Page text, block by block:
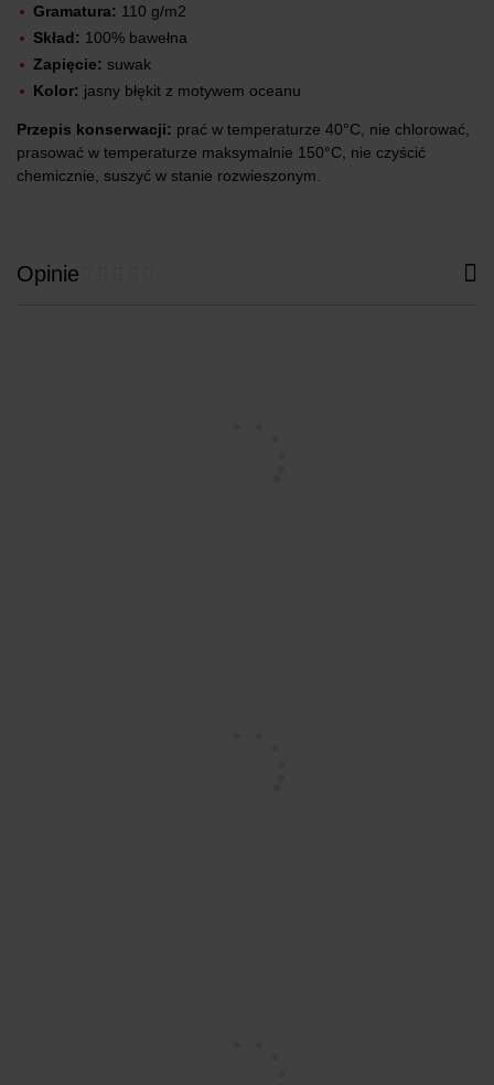
Gramatura: 110 g/m2
Skład: 100% bawełna
Zapięcie: suwak
Kolor: jasny błękit z motywem oceanu
Przepis konserwacji: prać w temperaturze 40°C, nie chlorować,
prasować w temperaturze maksymalnie 150°C, nie czyścić
chemicznie, suszyć w stanie rozwieszonym.
Opinie